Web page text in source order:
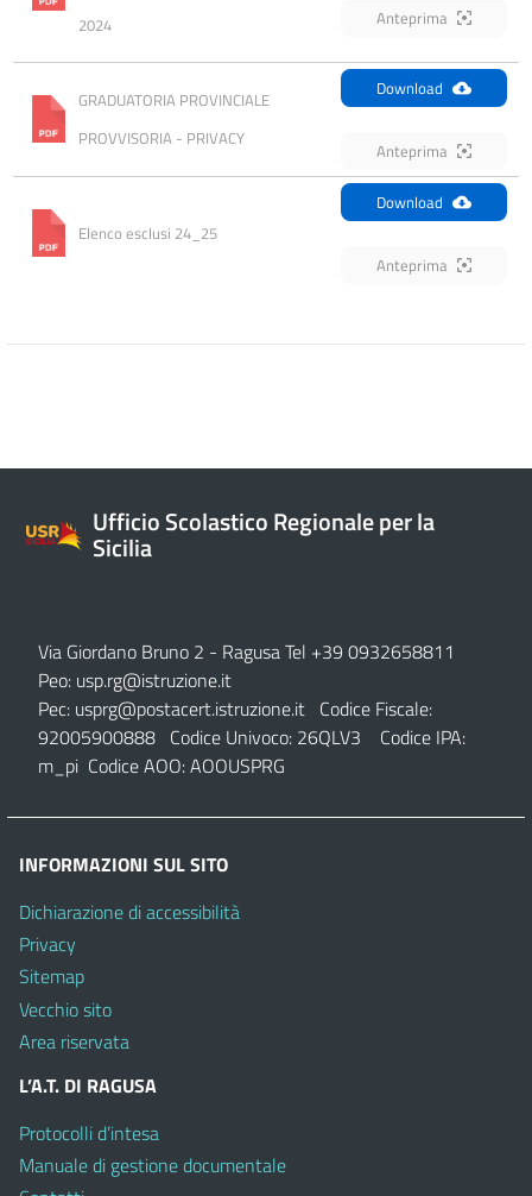
2024
Anteprima
GRADUATORIA PROVINCIALE
PROVVISORIA - PRIVACY
Download
Anteprima
Elenco esclusi 24_25
Download
Anteprima
Ufficio Scolastico Regionale per la
Sicilia
Via Giordano Bruno 2 - Ragusa Tel +39 0932658811
Peo: usp.rg@istruzione.it
Pec: usprg@postacert.istruzione.it Codice Fiscale:
92005900888 Codice Univoco: 26QLV3 Codice IPA:
m_pi Codice AOO: AOOUSPRG
INFORMAZIONI SUL SITO
Dichiarazione di accessibilità
Privacy
Sitemap
Vecchio sito
Area riservata
L’A.T. DI RAGUSA
Protocolli d’intesa
Manuale di gestione documentale